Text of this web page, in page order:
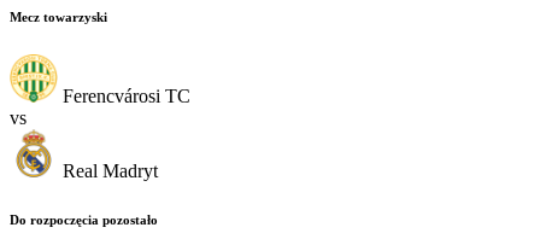
Mecz towarzyski
Ferencvárosi TC
vs
Real Madryt
Do rozpoczęcia pozostało